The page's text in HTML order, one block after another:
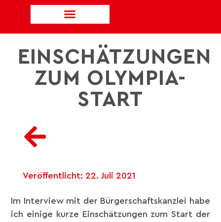
EINSCHÄTZUNGEN
ZUM OLYMPIA-
START
Veröffentlicht: 22. Juli 2021
Im Interview mit der Bürgerschaftskanzlei habe
ich einige kurze Einschätzungen zum Start der